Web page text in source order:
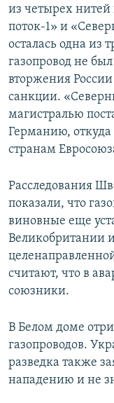
из четырех нитей
поток-1» и
осталась одна из
газопровод не
вторжения
санкции.
магистралью
Германию, откуда
странам
Расследования
показали, что
виновные еще
Великобритании
считают, что в
союзники.
В Белом доме
газопроводов.
разведка также
нападению и не